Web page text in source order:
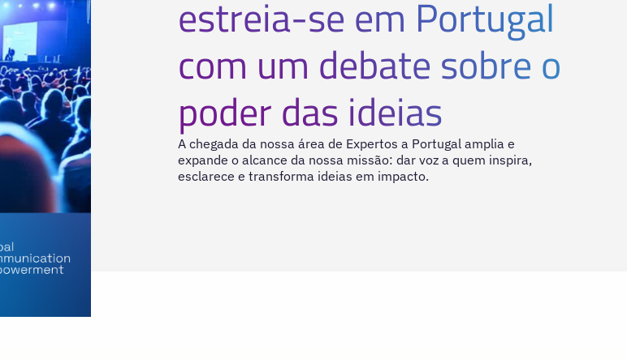
estreia-se em Portugal
com um debate sobre o
poder das ideias
A chegada da nossa área de Expertos a Portugal amplia e
expande o alcance da nossa missão: dar voz a quem inspira,
esclarece e transforma ideias em impacto.